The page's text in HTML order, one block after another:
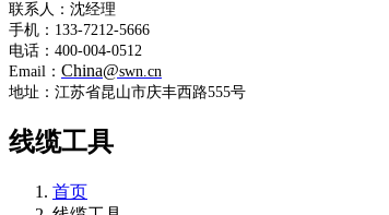
联系人：沈经理
手机：133-7212-5666
电话：400-004-0512
Email： China@swn.cn
地址：江苏省昆山市庆丰西路555号
线缆工具
首页